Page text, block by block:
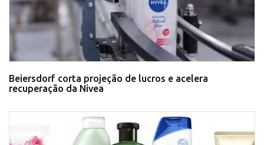
Beiersdorf corta projeção de lucros e acelera
recuperação da Nivea